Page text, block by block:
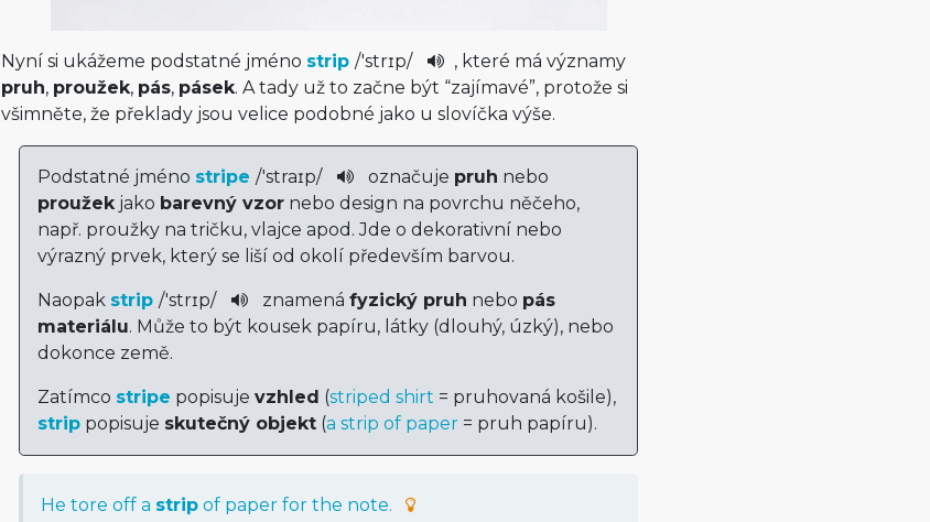
Nyní si ukážeme podstatné jméno strip /'strɪp/­
, které má významy
pruh, proužek, pás, pásek. A tady už to začne být “zajímavé”, protože si
všimněte, že překlady jsou velice podobné jako u slovíčka výše.
Podstatné jméno stripe /'straɪp/ označuje pruh nebo
proužekjako barevný vzornebo design na povrchu něčeho,
např. proužky na tričku, vlajce apod. Jde o dekorativní nebo
výrazný prvek, který se liší od okolí především barvou.
Naopak strip /'strɪp/­ znamená fyzický pruh nebo pás
materiálu. Může to být kousek papíru, látky (dlouhý, úzký), nebo
dokonce země.
Zatímco stripe popisuje vzhled (striped shirt = pruhovaná košile),
strippopisuje skutečný objekt(a strip of paper= pruh papíru).
He tore off a strip of paper for the note.